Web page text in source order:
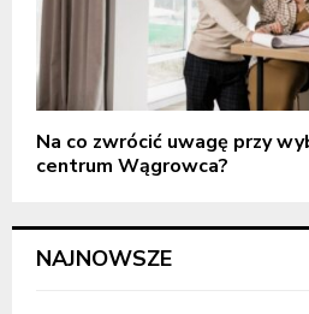
Na co zwrócić uwagę przy
centrum Wągrowca?
NAJNOWSZE